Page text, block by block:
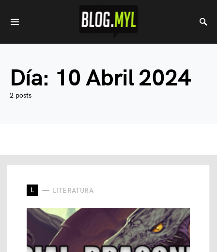
Día: 10 Abril 2024
2 posts
L LITERATURA